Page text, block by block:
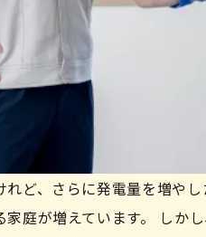
ど、さらに発電量を増や
庭が増えています。 しか